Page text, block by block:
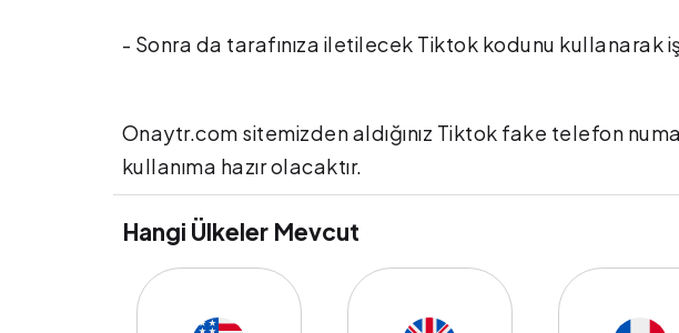
- Sonra da tarafınıza iletilecek Tiktok kodunu kullanarak
Onaytr.com sitemizden aldığınız Tiktok fake telefon
kullanıma hazır olacaktır.
Hangi Ülkeler Mevcut